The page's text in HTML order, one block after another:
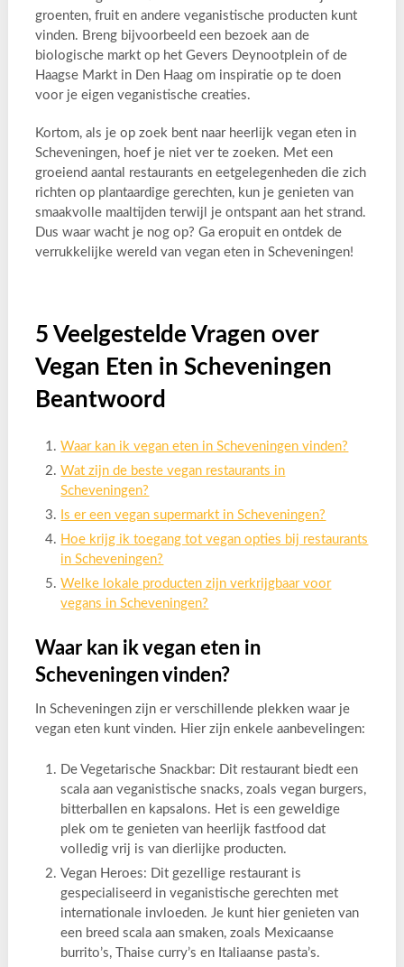
groenten, fruit en andere veganistische producten kunt
vinden. Breng bijvoorbeeld een bezoek aan de
biologische markt op het Gevers Deynootplein of de
Haagse Markt in Den Haag om inspiratie op te doen
voor je eigen veganistische creaties.
Kortom, als je op zoek bent naar heerlijk vegan eten in
Scheveningen, hoef je niet ver te zoeken. Met een
groeiend aantal restaurants en eetgelegenheden die zich
richten op plantaardige gerechten, kun je genieten van
smaakvolle maaltijden terwijl je ontspant aan het strand.
Dus waar wacht je nog op? Ga eropuit en ontdek de
verrukkelijke wereld van vegan eten in Scheveningen!
5 Veelgestelde Vragen over
Vegan Eten in Scheveningen
Beantwoord
Waar kan ik vegan eten in Scheveningen vinden?
Wat zijn de beste vegan restaurants in
Scheveningen?
Is er een vegan supermarkt in Scheveningen?
Hoe krijg ik toegang tot vegan opties bij restaurants
in Scheveningen?
Welke lokale producten zijn verkrijgbaar voor
vegans in Scheveningen?
Waar kan ik vegan eten in
Scheveningen vinden?
In Scheveningen zijn er verschillende plekken waar je
vegan eten kunt vinden. Hier zijn enkele aanbevelingen:
De Vegetarische Snackbar: Dit restaurant biedt een
scala aan veganistische snacks, zoals vegan burgers,
bitterballen en kapsalons. Het is een geweldige
plek om te genieten van heerlijk fastfood dat
volledig vrij is van dierlijke producten.
Vegan Heroes: Dit gezellige restaurant is
gespecialiseerd in veganistische gerechten met
internationale invloeden. Je kunt hier genieten van
een breed scala aan smaken, zoals Mexicaanse
burrito’s, Thaise curry’s en Italiaanse pasta’s.